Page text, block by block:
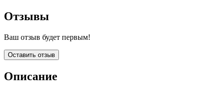
Отзывы
Ваш отзыв будет первым!
Оставить отзыв
Описание